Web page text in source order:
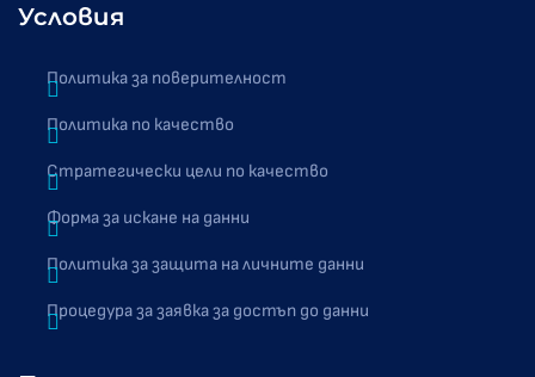
Условия
Политика за поверителност
Политика по качество
Стратегически цели по качество
Форма за искане на данни
Политика за защита на личните данни
Процедура за заявка за достъп до данни